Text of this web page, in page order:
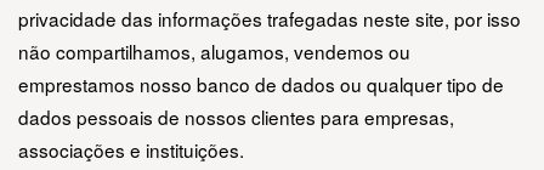
privacidade das informações trafegadas neste site, por isso
não compartilhamos, alugamos, vendemos ou
emprestamos nosso banco de dados ou qualquer tipo de
dados pessoais de nossos clientes para empresas,
associações e instituições.